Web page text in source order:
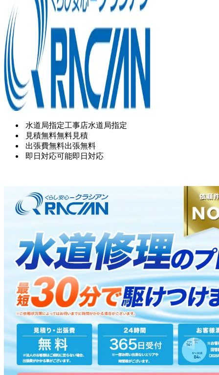
水道局指定工事店水道局指定
見積無料無料見積
出張費無料出張無料
即日対応可能即日対応